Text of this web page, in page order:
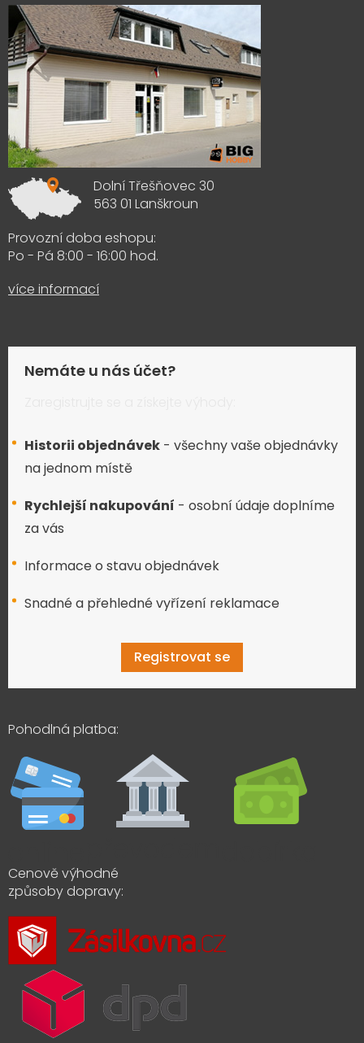
Dolní Třešňovec 30
563 01 Lanškroun
Provozní doba eshopu:
Po - Pá 8:00 - 16:00 hod.
více informací
Nemáte u nás účet?
Historii objednávek - všechny vaše objednávky
na jednom místě
Rychlejší nakupování - osobní údaje doplníme
za vás
Informace o stavu objednávek
Snadné a přehledné vyřízení reklamace
Registrovat se
Pohodlná platba:
Cenově výhodné
způsoby dopravy: